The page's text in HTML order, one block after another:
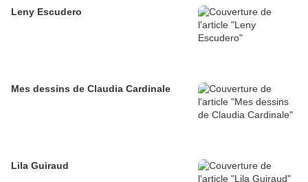
Leny Escudero
Mes dessins de Claudia Cardinale
Lila Guiraud